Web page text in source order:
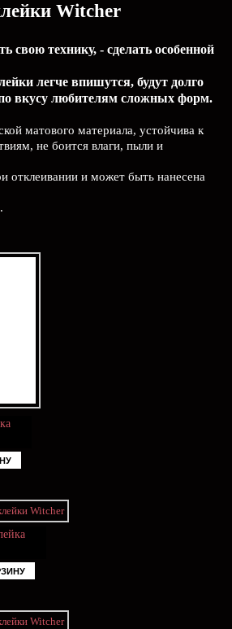
Witcher
свою технику, - сделать особенной
легче впишутся, будут долго
вкусу любителям сложных форм.
матового материала, устойчива к
не боится влаги, пыли и
отклеивании и может быть нанесена